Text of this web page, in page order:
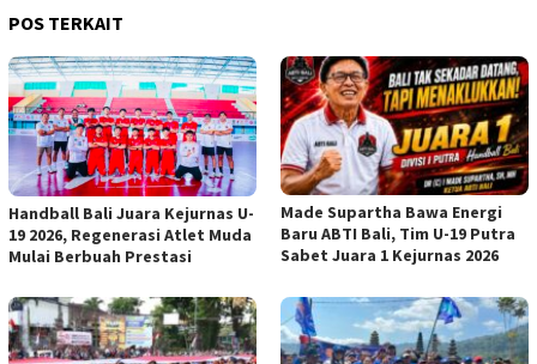
POS TERKAIT
Handball Bali Juara Kejurnas U-
19 2026, Regenerasi Atlet Muda
Mulai Berbuah Prestasi
Made Supartha Bawa Energi
Baru ABTI Bali, Tim U-19 Putra
Sabet Juara 1 Kejurnas 2026